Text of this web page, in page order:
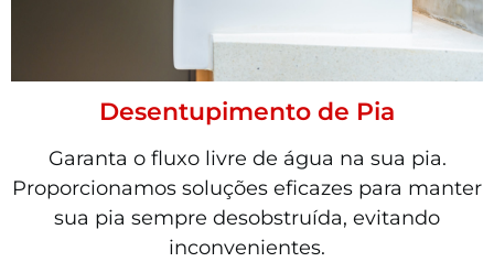
Desentupimento de Pia
Garanta o fluxo livre de água na sua pia.
Proporcionamos soluções eficazes para manter
sua pia sempre desobstruída, evitando
inconvenientes.